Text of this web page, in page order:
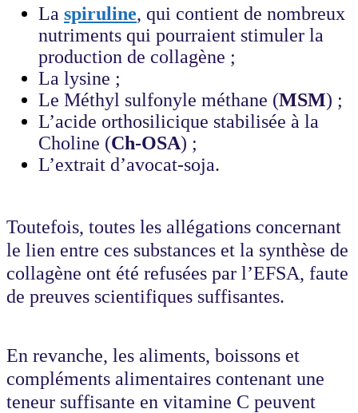
La spiruline, qui contient de nombreux
nutriments qui pourraient stimuler la
production de collagène ;
La lysine ;
Le Méthyl sulfonyle méthane (MSM) ;
L’acide orthosilicique stabilisée à la
Choline (Ch-OSA) ;
L’extrait d’avocat-soja.
Toutefois, toutes les allégations concernant
le lien entre ces substances et la synthèse de
collagène ont été refusées par l’EFSA, faute
de preuves scientifiques suffisantes.
En revanche, les aliments, boissons et
compléments alimentaires contenant une
teneur suffisante en vitamine C peuvent